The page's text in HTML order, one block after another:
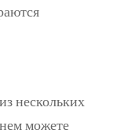
нескольких
можете